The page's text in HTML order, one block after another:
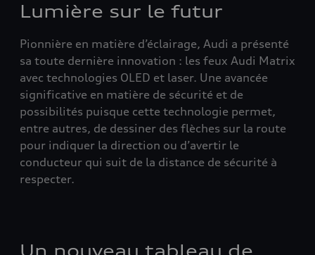
Lumière sur le futur
Pionnière en matière d’éclairage, Audi a présenté
sa toute dernière innovation : les feux Audi Matrix
avec technologies OLED et laser. Une avancée
significative en matière de sécurité et de
possibilités puisque cette technologie permet,
entre autres, de dessiner des flèches sur la route
pour indiquer la direction ou d’avertir le
conducteur qui suit de la distance de sécurité à
respecter.
Un nouveau tableau de